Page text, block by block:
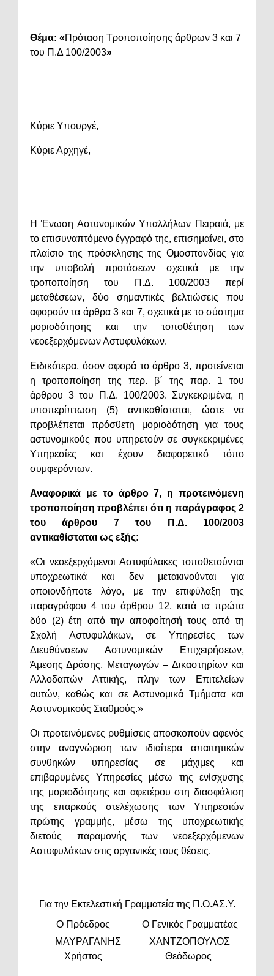
Θέμα: «Πρόταση Τροποποίησης άρθρων 3 και 7
του Π.Δ 100/2003»
Κύριε Υπουργέ,
Κύριε Αρχηγέ,
Η Ένωση Αστυνομικών Υπαλλήλων Πειραιά, με
το επισυναπτόμενο έγγραφό της, επισημαίνει, στο
πλαίσιο της πρόσκλησης της Ομοσπονδίας για
την υποβολή προτάσεων σχετικά με την
τροποποίηση του Π.Δ. 100/2003 περί
μεταθέσεων, δύο σημαντικές βελτιώσεις που
αφορούν τα άρθρα 3 και 7, σχετικά με το σύστημα
μοριοδότησης και την τοποθέτηση των
νεοεξερχόμενων Αστυφυλάκων.
Ειδικότερα, όσον αφορά το άρθρο 3, προτείνεται
η τροποποίηση της περ. β΄ της παρ. 1 του
άρθρου 3 του Π.Δ. 100/2003. Συγκεκριμένα, η
υποπερίπτωση (5) αντικαθίσταται, ώστε να
προβλέπεται πρόσθετη μοριοδότηση για τους
αστυνομικούς που υπηρετούν σε συγκεκριμένες
Υπηρεσίες και έχουν διαφορετικό τόπο
συμφερόντων.
Αναφορικά με το άρθρο 7, η προτεινόμενη
τροποποίηση προβλέπει ότι η παράγραφος 2
του άρθρου 7 του Π.Δ. 100/2003
αντικαθίσταται ως εξής:
«Οι νεοεξερχόμενοι Αστυφύλακες τοποθετούνται
υποχρεωτικά και δεν μετακινούνται για
οποιονδήποτε λόγο, με την επιφύλαξη της
παραγράφου 4 του άρθρου 12, κατά τα πρώτα
δύο (2) έτη από την αποφοίτησή τους από τη
Σχολή Αστυφυλάκων, σε Υπηρεσίες των
Διευθύνσεων Αστυνομικών Επιχειρήσεων,
Άμεσης Δράσης, Μεταγωγών – Δικαστηρίων και
Αλλοδαπών Αττικής, πλην των Επιτελείων
αυτών, καθώς και σε Αστυνομικά Τμήματα και
Αστυνομικούς Σταθμούς.»
Οι προτεινόμενες ρυθμίσεις αποσκοπούν αφενός
στην αναγνώριση των ιδιαίτερα απαιτητικών
συνθηκών υπηρεσίας σε μάχιμες και
επιβαρυμένες Υπηρεσίες μέσω της ενίσχυσης
της μοριοδότησης και αφετέρου στη διασφάλιση
της επαρκούς στελέχωσης των Υπηρεσιών
πρώτης γραμμής, μέσω της υποχρεωτικής
διετούς παραμονής των νεοεξερχόμενων
Αστυφυλάκων στις οργανικές τους θέσεις.
Για την Εκτελεστική Γραμματεία της Π.Ο.ΑΣ.Υ.
O Πρόεδρος
Ο Γενικός Γραμματέας
ΜΑΥΡΑΓΑΝΗΣ
Χρήστος
ΧΑΝΤΖΟΠΟΥΛΟΣ
Θεόδωρος